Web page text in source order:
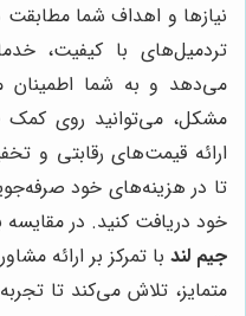
نیازها و اهداف شما مطابقت
تردمیل‌های با کیفیت،
می‌دهد و به شما اطمینان
مشکل، می‌توانید روی کمک
ارائه قیمت‌های رقابتی و
تا در هزینه‌های خود
خود دریافت کنید. در مقایسه
جیم لند با تمرکز بر ارائه
متمایز، تلاش می‌کند تا